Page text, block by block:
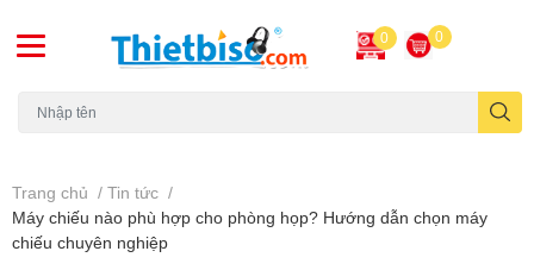
0 0
Trang chủ / Tin tức /
Máy chiếu nào phù hợp cho phòng họp? Hướng dẫn chọn máy
chiếu chuyên nghiệp